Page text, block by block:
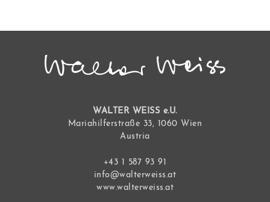
WALTER WEISS e.U.
Mariahilferstraße 33, 1060 Wien
Austria
+43 1 587 93 91
info@walterweiss.at
www.walterweiss.at